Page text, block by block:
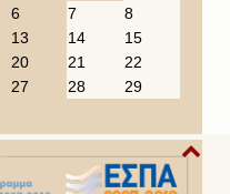
6 7
8
13 14
15
20 21
22
27 28
29